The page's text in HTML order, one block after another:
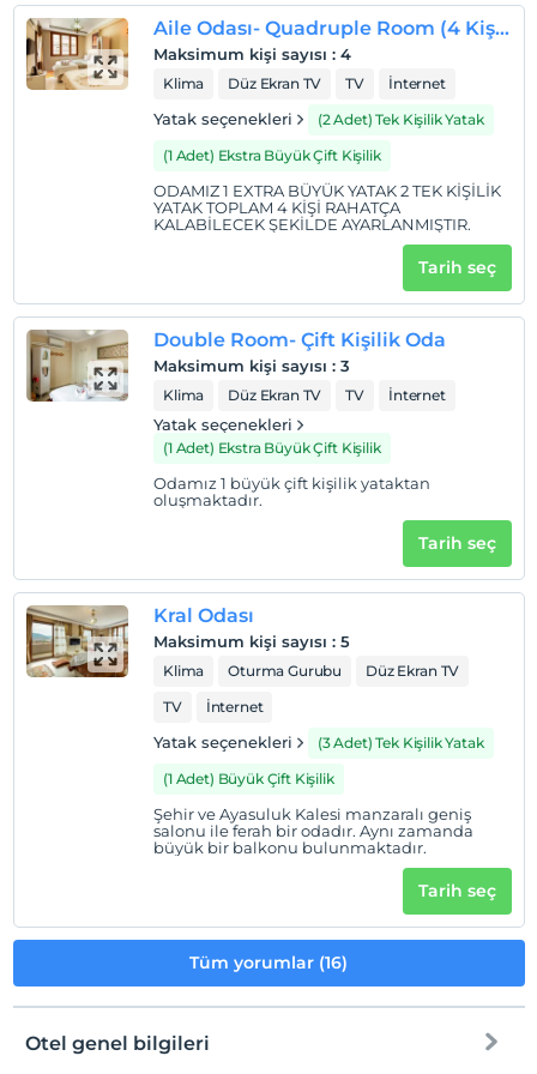
Menderes Havaalanı, Ephesus Palace'a 44 km.'dir.
Sahil
Hotelimiz Selçuk bölgesi'ne en yakın olan Pamucak
Sahili'ne 7 km uzaklıktadır.
Haritada Göster
Otel koşulları
Check/in
En erken saat 10:00 ve sonrası
Check/out
En geç saat 11:00 ve öncesi
Evcil hayvan kabul edilmemektedir.
Çocuklar
2 yaşına kadar olan bebekler ücretsizdir.
Her bir oda için 5 yaşına kadar 1 çocuk ücretsizdir
Aile Odası- Quadruple Room (4 Kişilik)
Maksimum kişi sayısı : 4
Klima Düz Ekran TV TV İnternet
Yatak seçenekleri
(2 Adet) Tek Kişilik Yatak
(1 Adet) Ekstra Büyük Çift Kişilik
ODAMIZ 1 EXTRA BÜYÜK YATAK 2 TEK KİŞİLİK
YATAK TOPLAM 4 KİŞİ RAHATÇA
KALABİLECEK ŞEKİLDE AYARLANMIŞTIR.
Tarih seç
Double Room- Çift Kişilik Oda
Maksimum kişi sayısı : 3
Klima Düz Ekran TV TV İnternet
Yatak seçenekleri
(1 Adet) Ekstra Büyük Çift Kişilik
Odamız 1 büyük çift kişilik yataktan
oluşmaktadır.
Tarih seç
Kral Odası
Maksimum kişi sayısı : 5
Klima Oturma Gurubu
Düz Ekran TV
TV
İnternet
Yatak seçenekleri
(3 Adet) Tek Kişilik Yatak
(1 Adet) Büyük Çift Kişilik
Şehir ve Ayasuluk Kalesi manzaralı geniş
salonu ile ferah bir odadır. Aynı zamanda
büyük bir balkonu bulunmaktadır.
Tarih seç
Tüm yorumlar (16)
Otel genel bilgileri